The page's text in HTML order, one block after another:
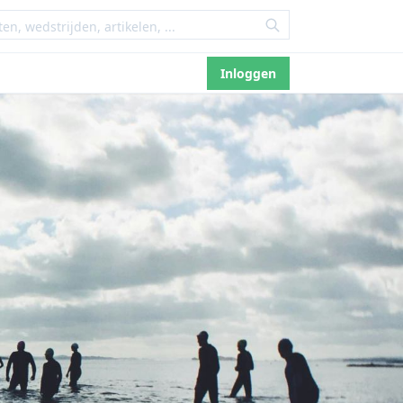
Inloggen